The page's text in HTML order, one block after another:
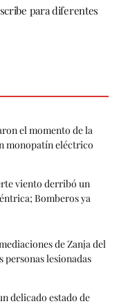
para diferentes
el momento de la
monopatín eléctrico
viento derribó un
Bomberos ya
de Zanja del
personas lesionadas
delicado estado de